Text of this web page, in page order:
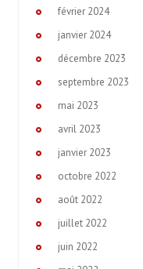
février 2024
janvier 2024
décembre 2023
septembre 2023
mai 2023
avril 2023
janvier 2023
octobre 2022
août 2022
juillet 2022
juin 2022